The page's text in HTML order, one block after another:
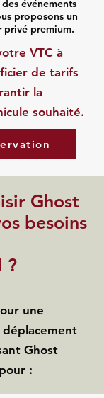
événements
proposons un
privé premium.
VTC à
de tarifs
la
souhaité.
Ghost
besoins
?
une
Ghost
: